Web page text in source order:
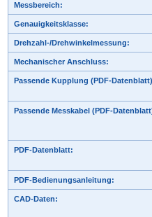
Messbereich:
Genauigkeitsklasse:
Drehzahl-/Drehwinkelmessung:
Mechanischer Anschluss:
Passende Kupplung (PDF-
Passende Messkabel (PDF-
PDF-Datenblatt:
PDF-Bedienungsanleitung:
CAD-Daten: